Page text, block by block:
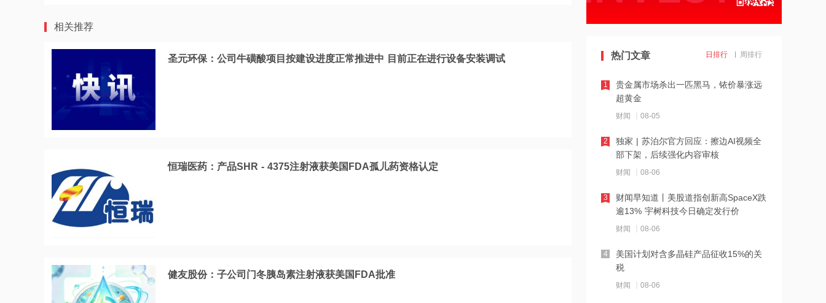
相关推荐
圣元环保：公司牛磺酸项目按建设进度正常推进中 目前正在进行设备安装调试
恒瑞医药：产品SHR - 4375注射液获美国FDA孤儿药资格认定
健友股份：子公司门冬胰岛素注射液获美国FDA批准
依顿电子：拟与一元航天共同组建印制
东吴证券国际首予海清智元“买入”评
21:27
西部数据、闪迪、SK海力士盘前集体暴
21:23
北证龙虎榜丨5股上榜，森合高科龙虎榜
21:18
台风“白海豚”逼近华东沿海 多部门会商
21:17
摩根大通增持安井食品约4.91万股 每股
热门文章 日排行 周排行
贵金属市场杀出一匹黑马，铱价暴涨远
超黄金
财闻 08-05
1
独家 | 苏泊尔官方回应：擦边AI视频全
部下架，后续强化内容审核
财闻 08-06
2
财闻早知道丨美股道指创新高SpaceX跌
逾13% 宇树科技今日确定发行价
财闻 08-06
3
美国计划对含多晶硅产品征收15%的关
税
财闻 08-06
4